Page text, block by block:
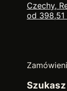
Czechy,
od 398,51